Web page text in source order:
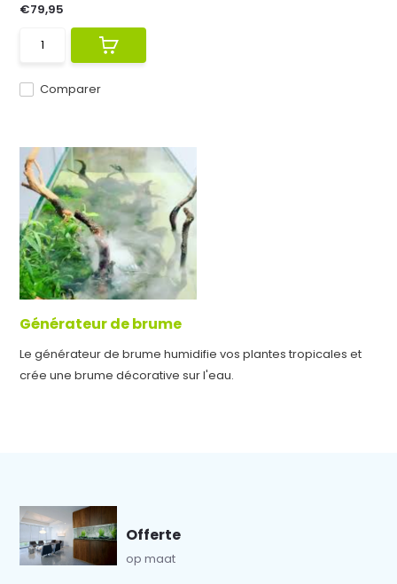
Comparer
€79,95
Générateur de brume
Le générateur de brume humidifie vos plantes tropicales et
crée une brume décorative sur l'eau.
Offerte
op maat